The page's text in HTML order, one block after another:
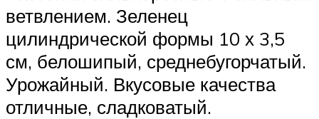
ветвлением. Зеленец
цилиндрической формы 10 х 3,5
см, белошипый, среднебугорчатый.
Урожайный. Вкусовые качества
отличные, сладковатый.